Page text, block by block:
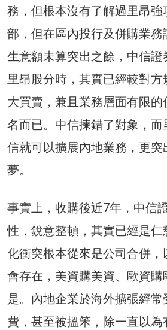
務，但根本沒有了解過里昂
部，但在區內投行及併購業務
生意額未算突出之餘，中信證
里昂股分時，其實已經較對
大買賣，兼且業務層面有限
名而已。中信揀錯了對象，而
信就可以擴展內地業務，更
夢。
事實上，收購後近7年，中信
性，銳意整頓，其實已經是
化衝突根本從來是公司合併
會存在，美資購美資、歐資購
是。內地企業於海外擴張經
費，甚至被搵笨，除一直以為